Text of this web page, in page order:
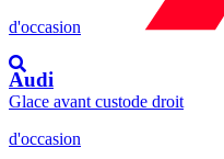
Audi
d'occasion
Glace avant custode droit
d'occasion